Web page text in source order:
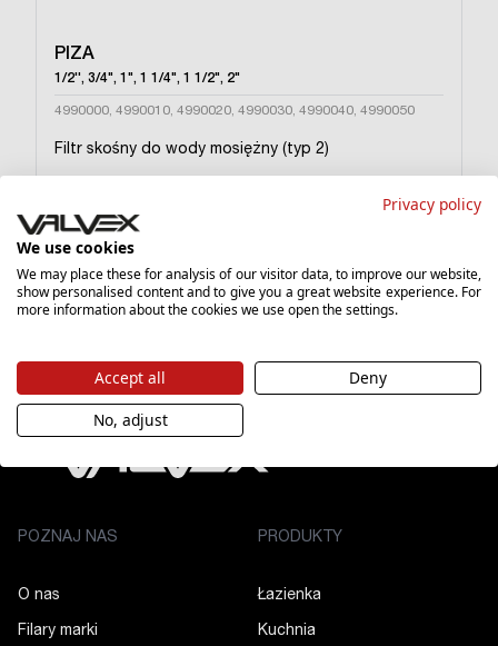
PIZA
1/2'', 3/4", 1", 1 1/4", 1 1/2", 2"
4990000, 4990010, 4990020, 4990030, 4990040, 4990050
Filtr skośny do wody mosiężny (typ 2)
Cena katalogowa
›
POZNAJ NAS
O nas
Filary marki
PRODUKTY
Łazienka
Kuchnia
Privacy policy
We use cookies
We may place these for analysis of our visitor data, to improve our website,
show personalised content and to give you a great website experience. For
more information about the cookies we use open the settings.
Accept all
Deny
No, adjust